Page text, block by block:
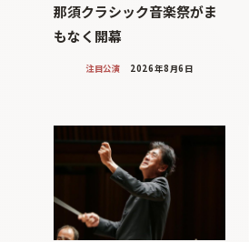
那須クラシック音楽祭がま
もなく開幕
注目公演 2026年8月6日